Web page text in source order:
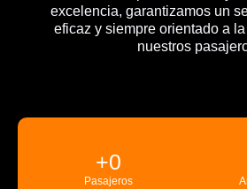
excelencia, garantizamos un
eficaz y siempre orientado a
nuestros
Pasajeros
+0